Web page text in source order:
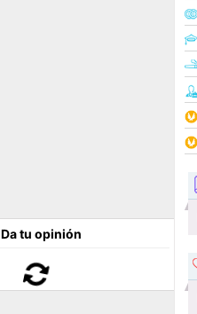
Da tu opinión